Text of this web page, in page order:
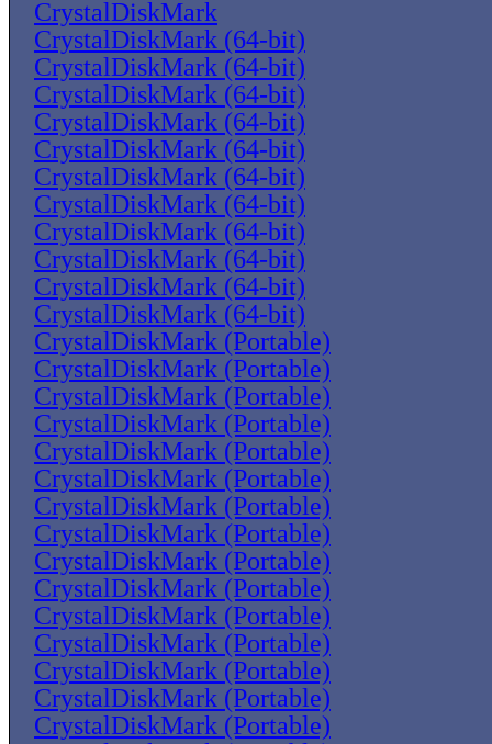
CrystalDiskMark
CrystalDiskMark (64-bit)
CrystalDiskMark (64-bit)
CrystalDiskMark (64-bit)
CrystalDiskMark (64-bit)
CrystalDiskMark (64-bit)
CrystalDiskMark (64-bit)
CrystalDiskMark (64-bit)
CrystalDiskMark (64-bit)
CrystalDiskMark (64-bit)
CrystalDiskMark (64-bit)
CrystalDiskMark (64-bit)
CrystalDiskMark (Portable)
CrystalDiskMark (Portable)
CrystalDiskMark (Portable)
CrystalDiskMark (Portable)
CrystalDiskMark (Portable)
CrystalDiskMark (Portable)
CrystalDiskMark (Portable)
CrystalDiskMark (Portable)
CrystalDiskMark (Portable)
CrystalDiskMark (Portable)
CrystalDiskMark (Portable)
CrystalDiskMark (Portable)
CrystalDiskMark (Portable)
CrystalDiskMark (Portable)
CrystalDiskMark (Portable)